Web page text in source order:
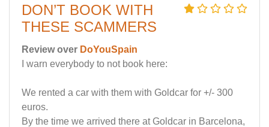
DON’T BOOK WITH
THESE SCAMMERS
Review over DoYouSpain
I warn everybody to not book here:
We rented a car with them with Goldcar for +/- 300
euros.
By the time we arrived there at Goldcar in Barcelona,